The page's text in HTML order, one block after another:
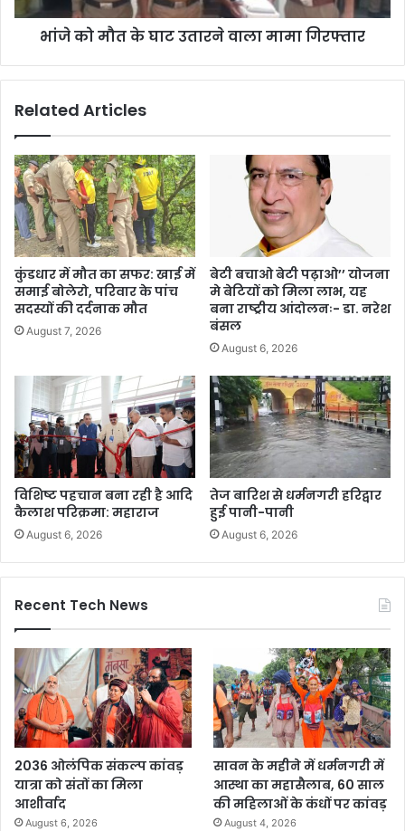
भांजे को मौत के घाट उतारने वाला मामा गिरफ्तार
Related Articles
कुंडधार में मौत का सफर: खाई में
समाई बोलेरो, परिवार के पांच
सदस्यों की दर्दनाक मौत
August 7, 2026
बेटी बचाओ बेटी पढ़ाओ’’ योजना
मे बेटियों को मिला लाभ, यह
बना राष्ट्रीय आंदोलनः- डा. नरेश
बंसल
August 6, 2026
विशिष्ट पहचान बना रही है आदि
कैलाश परिक्रमा: महाराज
August 6, 2026
तेज बारिश से धर्मनगरी हरिद्वार
हुई पानी-पानी
August 6, 2026
Recent Tech News
2036 ओलंपिक संकल्प कांवड़
यात्रा को संतों का मिला
आशीर्वाद
August 6, 2026
सावन के महीने में धर्मनगरी में
आस्था का महासैलाब, 60 साल
की महिलाओं के कंधों पर कांवड़
August 4, 2026